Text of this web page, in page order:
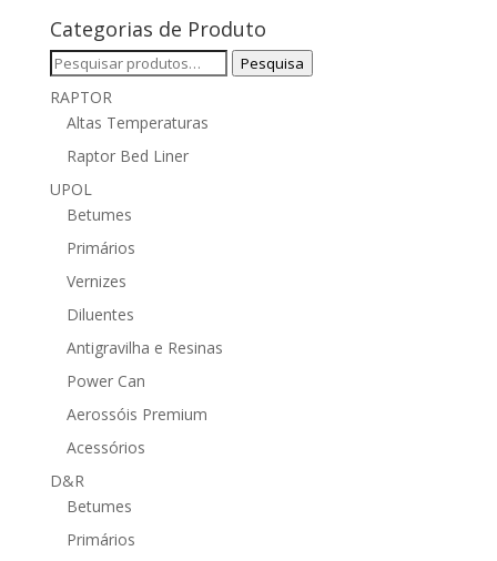
Categorias de Produto
Pesquisar
Pesquisa
RAPTOR
Altas Temperaturas
Raptor Bed Liner
UPOL
Betumes
Primários
Vernizes
Diluentes
Antigravilha e Resinas
Power Can
Aerossóis Premium
Acessórios
D&R
Betumes
Primários